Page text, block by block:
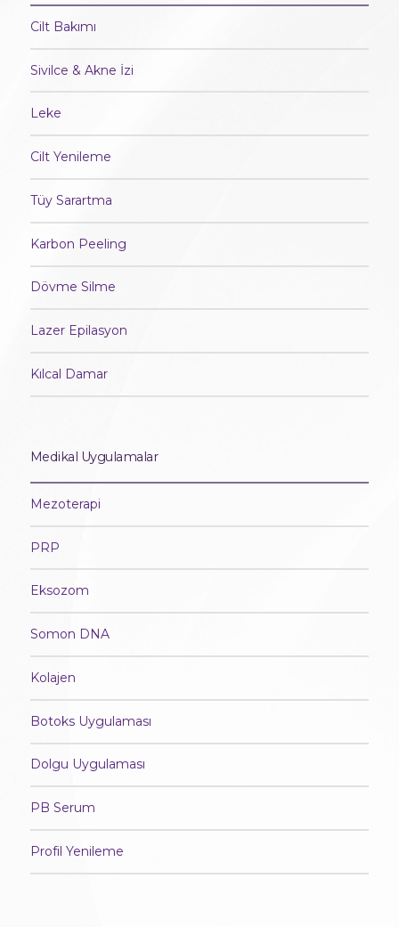
Cilt Bakımı
Sivilce & Akne İzi
Leke
Cilt Yenileme
Tüy Sarartma
Karbon Peeling
Dövme Silme
Lazer Epilasyon
Kılcal Damar
Medikal Uygulamalar
Mezoterapi
PRP
Eksozom
Somon DNA
Kolajen
Botoks Uygulaması
Dolgu Uygulaması
PB Serum
Profil Yenileme